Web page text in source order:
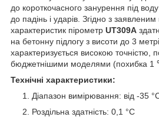
до короткочасного занурення під воду
до падінь і ударів. Згідно з
характеристик пірометр UT309A
на бетонну підлогу з висоти до 3
характеризується високою точністю,
бюджетнішими моделями (похибка 1
Технічні характеристики:
Діапазон вимірювання: від -35
Роздільна здатність: 0,1 °C